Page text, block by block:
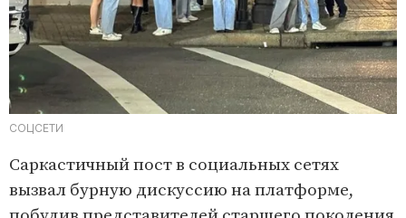
СОЦСЕТИ
Саркастичный пост в социальных сетях
вызвал бурную дискуссию на платформе,